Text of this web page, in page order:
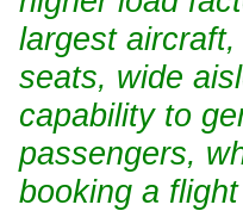
largest
seats, wide
capability to
passengers,
booking a